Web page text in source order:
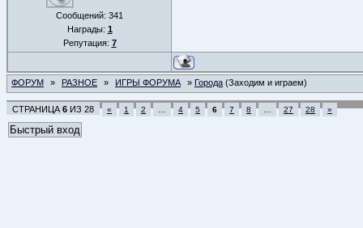
Сообщений: 341
Награды: 1
Репутация: 7
ФОРУМ » РАЗНОЕ » ИГРЫ ФОРУМА » Города (Заходим и играем)
СТРАНИЦА 6 ИЗ 28 « 1 2 4 5 6 7 8 27 28 »